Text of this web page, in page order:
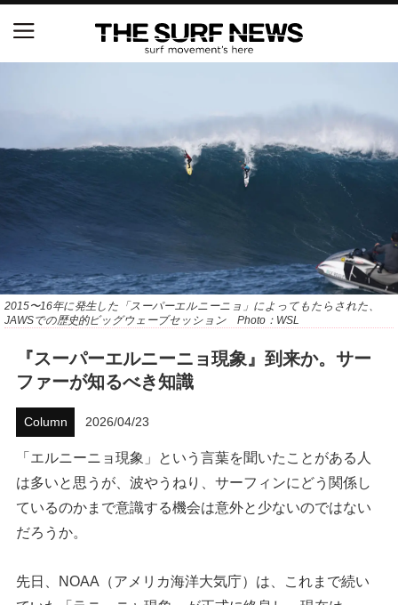
2015〜16年に発生した「スーパーエルニーニョ」によってもたらされた、
JAWSでの歴史的ビッグウェーブセッション Photo：WSL
『スーパーエルニーニョ現象』到来か。サー
ファーが知るべき知識
Column 2026/04/23
「エルニーニョ現象」という言葉を聞いたことがある人
は多いと思うが、波やうねり、サーフィンにどう関係し
ているのかまで意識する機会は意外と少ないのではない
だろうか。
先日、NOAA（アメリカ海洋大気庁）は、これまで続い
NSAと茅ヶ崎市が包括連携協定を締結 自治体との
【五十嵐カノア独占インタビュー】旧友レオ、ジャ
ックとの豪華プライベートセッション
S.ONE ショート＆ロング開幕戦・現地リポート（高
製品情報
試合
ハウツー
ホリデースタイル
ウェストジャパン